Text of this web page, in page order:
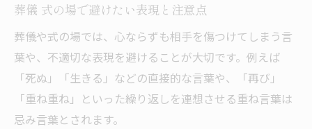
葬儀 式の場で避けたい表現と注意点
葬儀や式の場では、心ならずも相手を傷つけてしまう言
葉や、不適切な表現を避けることが大切です。例えば
「死ぬ」「生きる」などの直接的な言葉や、「再び」
「重ね重ね」といった繰り返しを連想させる重ね言葉は
忌み言葉とされます。